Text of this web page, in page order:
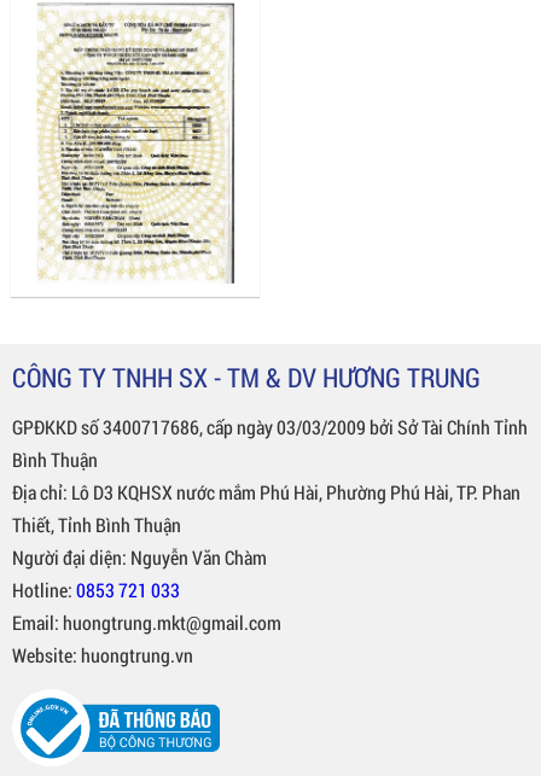
CÔNG TY TNHH SX - TM & DV HƯƠNG TRUNG
GPĐKKD số 3400717686, cấp ngày 03/03/2009 bởi Sở Tài Chính Tỉnh
Bình Thuận
Địa chỉ: Lô D3 KQHSX nước mắm Phú Hài, Phường Phú Hài, TP. Phan
Thiết, Tỉnh Bình Thuận
Người đại diện: Nguyễn Văn Chàm
Hotline:0853 721 033
Email: huongtrung.mkt@gmail.com
Website: huongtrung.vn